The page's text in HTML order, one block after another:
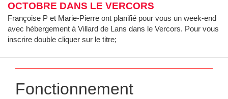
OCTOBRE DANS LE VERCORS
Françoise P et Marie-Pierre ont planifié pour vous un week-end
avec hébergement à Villard de Lans dans le Vercors. Pour vous
inscrire double cliquer sur le titre;
Fonctionnement